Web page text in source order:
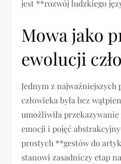
jest **rozwój ludzkiego
Mowa jako
ewolucji
Jednym z najważniejszych
człowieka była bez
umożliwiła
emocji i pojęć
prostych **gestów do
stanowi zasadniczy etap